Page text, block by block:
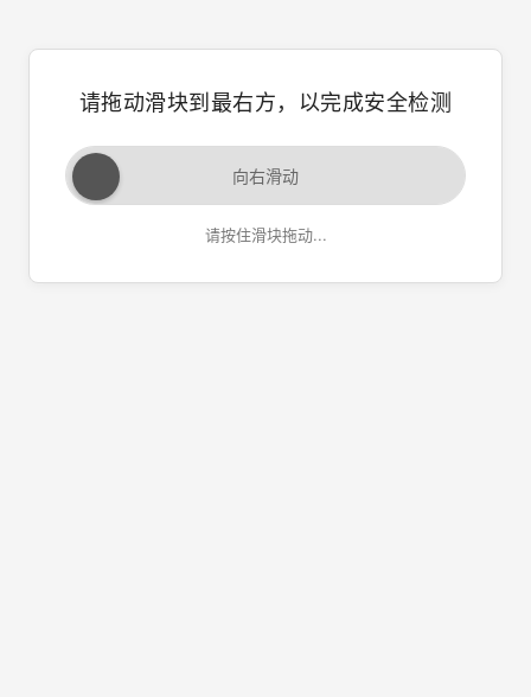
请拖动滑块到最右方，以完成安全检测
向右滑动
请按住滑块拖动...